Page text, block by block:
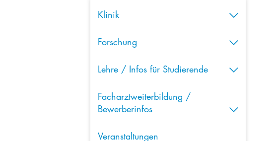
Klinik
Forschung
Lehre / Infos für Studierende
Facharztweiterbildung /
Bewerberinfos
Veranstaltungen